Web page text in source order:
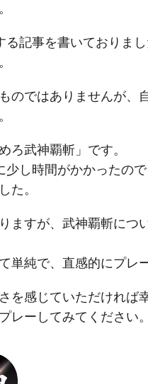
記事を書いておりま
のではありませんが、
ろ武神覇斬」です。
少し時間がかかったの
た。
ますが、武神覇斬につ
単純で、直感的にプレ
を感じていただければ
レーしてみてください。